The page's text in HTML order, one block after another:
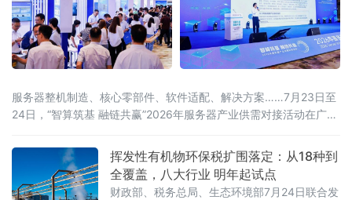
服务器整机制造、核心零部件、软件适配、解决方案……7月23日至
24日，“智算筑基 融链共赢”2026年服务器产业供需对接活动在广东
（工业和信息化部政府采购中心）、东莞市人民政府联合主办，汇
聚行业主管部门、院士专家、全国服务器产业链企业、金融机构、
科研院所、园区代表近千人参会，搭
挥发性有机物环保税扩围落定：从18种到
全覆盖，八大行业 明年起试点
财政部、税务总局、生态环境部7月24日联合发